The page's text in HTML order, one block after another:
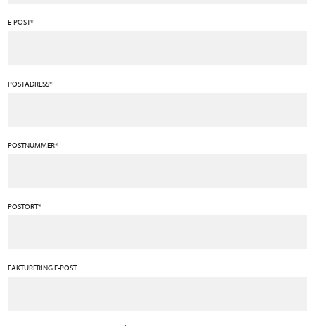
E-POST*
POSTADRESS*
POSTNUMMER*
POSTORT*
FAKTURERING E-POST